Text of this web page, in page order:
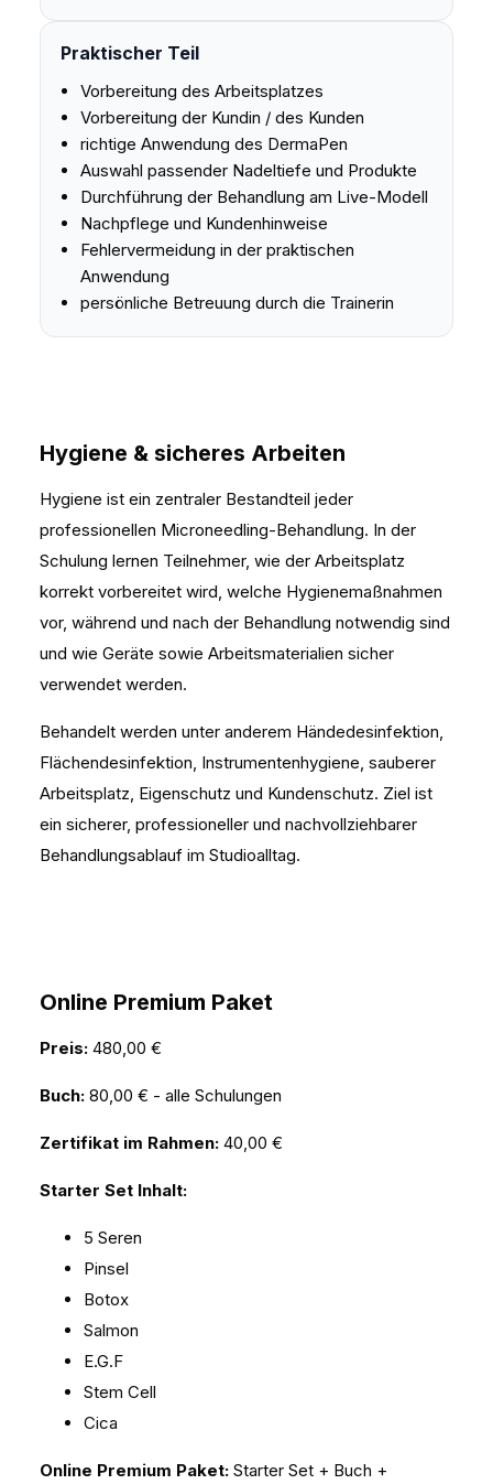
Praktischer Teil
Vorbereitung des Arbeitsplatzes
Vorbereitung der Kundin / des Kunden
richtige Anwendung des DermaPen
Auswahl passender Nadeltiefe und Produkte
Durchführung der Behandlung am Live-Modell
Nachpflege und Kundenhinweise
Fehlervermeidung in der praktischen
Anwendung
persönliche Betreuung durch die Trainerin
Hygiene & sicheres Arbeiten
Hygiene ist ein zentraler Bestandteil jeder
professionellen Microneedling-Behandlung. In der
Schulung lernen Teilnehmer, wie der Arbeitsplatz
korrekt vorbereitet wird, welche Hygienemaßnahmen
vor, während und nach der Behandlung notwendig sind
und wie Geräte sowie Arbeitsmaterialien sicher
verwendet werden.
Behandelt werden unter anderem Händedesinfektion,
Flächendesinfektion, Instrumentenhygiene, sauberer
Arbeitsplatz, Eigenschutz und Kundenschutz. Ziel ist
ein sicherer, professioneller und nachvollziehbarer
Behandlungsablauf im Studioalltag.
Online Premium Paket
Preis: 480,00 €
Buch: 80,00 € - alle Schulungen
Zertifikat im Rahmen: 40,00 €
Starter Set Inhalt:
5 Seren
Pinsel
Botox
Salmon
E.G.F
Stem Cell
Cica
Online Premium Paket: Starter Set + Buch +